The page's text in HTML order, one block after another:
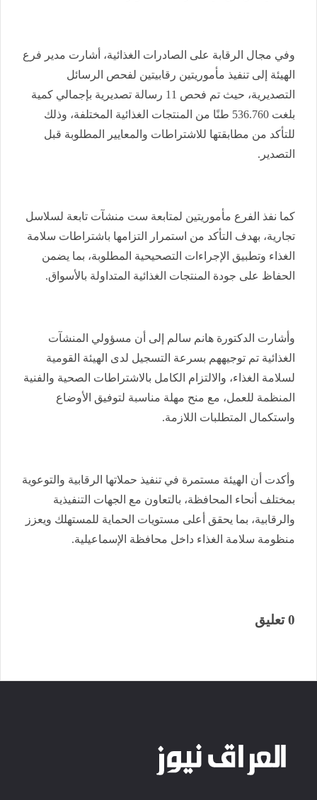
وفي مجال الرقابة على الصادرات الغذائية، أشارت مدير فرع
الهيئة إلى تنفيذ مأموريتين رقابيتين لفحص الرسائل
التصديرية، حيث تم فحص 11 رسالة تصديرية بإجمالي كمية
بلغت 536.760 طنًا من المنتجات الغذائية المختلفة، وذلك
للتأكد من مطابقتها للاشتراطات والمعايير المطلوبة قبل
التصدير.
كما نفذ الفرع مأموريتين لمتابعة ست منشآت تابعة لسلاسل
تجارية، بهدف التأكد من استمرار التزامها باشتراطات سلامة
الغذاء وتطبيق الإجراءات التصحيحية المطلوبة، بما يضمن
الحفاظ على جودة المنتجات الغذائية المتداولة بالأسواق.
وأشارت الدكتورة هانم سالم إلى أن مسؤولي المنشآت
الغذائية تم توجيههم بسرعة التسجيل لدى الهيئة القومية
لسلامة الغذاء، والالتزام الكامل بالاشتراطات الصحية والفنية
المنظمة للعمل، مع منح مهلة مناسبة لتوفيق الأوضاع
واستكمال المتطلبات اللازمة.
وأكدت أن الهيئة مستمرة في تنفيذ حملاتها الرقابية والتوعوية
بمختلف أنحاء المحافظة، بالتعاون مع الجهات التنفيذية
والرقابية، بما يحقق أعلى مستويات الحماية للمستهلك ويعزز
منظومة سلامة الغذاء داخل محافظة الإسماعيلية.
0 تعليق